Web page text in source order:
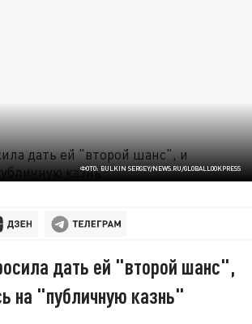
ФОТО: BULKIN SERGEY/NEWS.RU/GLOBALLOOKPRESS
дать ей "второй шанс",
на "публичную казнь"